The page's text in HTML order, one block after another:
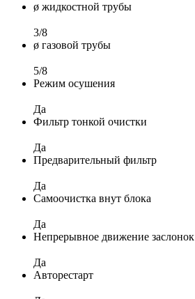
ø жидкостной трубы
3/8
ø газовой трубы
5/8
Режим осушения
Да
Фильтр тонкой очистки
Да
Предварительный фильтр
Да
Самоочистка внут блока
Да
Непрерывное движение заслонок
Да
Авторестарт